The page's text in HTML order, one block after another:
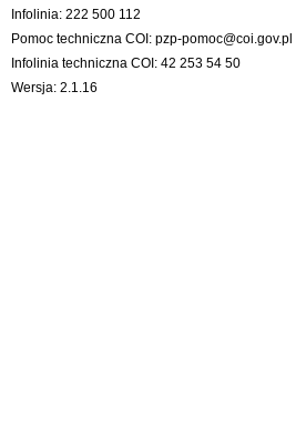
Infolinia: 222 500 112
Pomoc techniczna COI: pzp-pomoc@coi.gov.pl
Infolinia techniczna COI: 42 253 54 50
Wersja: 2.1.16